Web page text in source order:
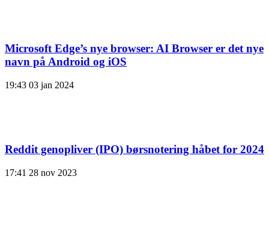
Microsoft Edge’s nye browser: AI Browser er det nye
navn på Android og iOS
19:43 03 jan 2024
Reddit genopliver (IPO) børsnotering håbet for 2024
17:41 28 nov 2023